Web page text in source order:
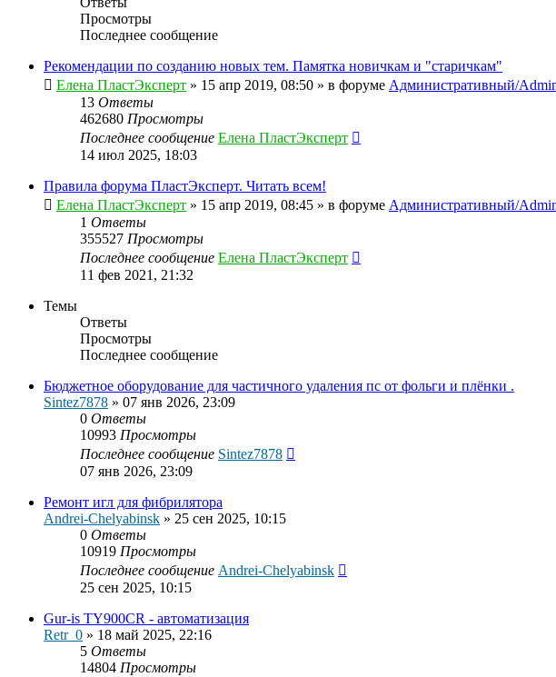
Просмотры
Последнее сообщение
Рекомендации по созданию новых тем. Памятка новичкам и "старичкам"
Елена ПластЭксперт » 15 апр 2019, 08:50 » в форуме Административный/
13 Ответы
462680 Просмотры
Последнее сообщение Елена ПластЭксперт
14 июл 2025, 18:03
Правила форума ПластЭксперт. Читать всем!
Елена ПластЭксперт » 15 апр 2019, 08:45 » в форуме Административный/
1 Ответы
355527 Просмотры
Последнее сообщение Елена ПластЭксперт
11 фев 2021, 21:32
Темы
Ответы
Просмотры
Последнее сообщение
Бюджетное оборудование для частичного удаления пс от фольги и плёнки .
Sintez7878 » 07 янв 2026, 23:09
0 Ответы
10993 Просмотры
Последнее сообщение Sintez7878
07 янв 2026, 23:09
Ремонт игл для фибрилятора
Andrei-Chelyabinsk » 25 сен 2025, 10:15
0 Ответы
10919 Просмотры
Последнее сообщение Andrei-Chelyabinsk
25 сен 2025, 10:15
Gur-is TY900CR - автоматизация
Retr_0 » 18 май 2025, 22:16
5 Ответы
14804 Просмотры